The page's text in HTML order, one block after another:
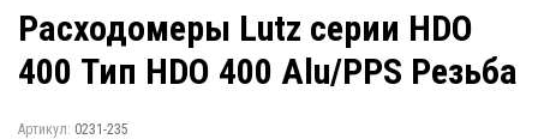
Расходомеры Lutz серии HDO
400 Тип HDO 400 Alu/PPS Резьба
Артикул: 0231-235